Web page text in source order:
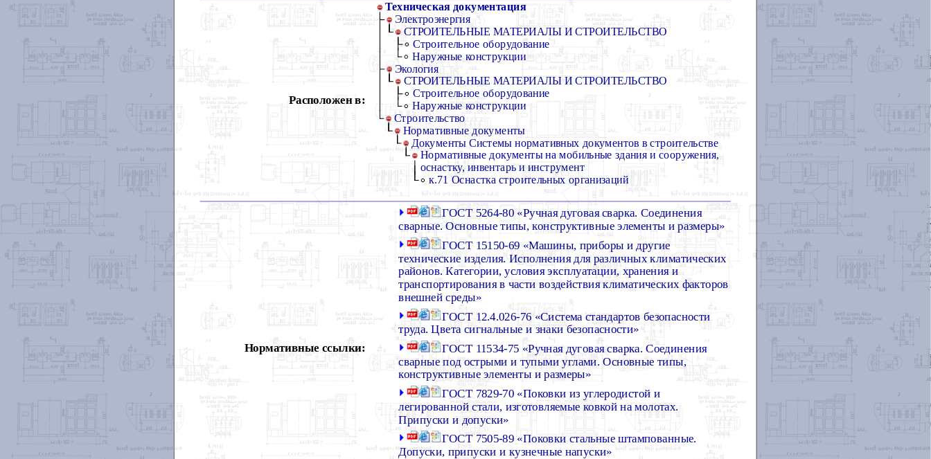
Расположен в:
Техническая документация
Электроэнергия
СТРОИТЕЛЬНЫЕ МАТЕРИАЛЫ И СТРОИТЕЛЬСТВО
Строительное оборудование
Наружные конструкции
Экология
СТРОИТЕЛЬНЫЕ МАТЕРИАЛЫ И СТРОИТЕЛЬСТВО
Строительное оборудование
Наружные конструкции
Строительство
Нормативные документы
Документы Системы нормативных документов в строительстве
Нормативные документы на мобильные здания и сооружения,
оснастку, инвентарь и инструмент
к.71 Оснастка строительных организаций
Нормативные ссылки:
ГОСТ 5264-80 «Ручная дуговая сварка. Соединения
сварные. Основные типы, конструктивные элементы и размеры»
ГОСТ 15150-69 «Машины, приборы и другие
технические изделия. Исполнения для различных климатических
районов. Категории, условия эксплуатации, хранения и
транспортирования в части воздействия климатических факторов
внешней среды»
ГОСТ 12.4.026-76 «Система стандартов безопасности
труда. Цвета сигнальные и знаки безопасности»
ГОСТ 11534-75 «Ручная дуговая сварка. Соединения
сварные под острыми и тупыми углами. Основные типы,
конструктивные элементы и размеры»
ГОСТ 7829-70 «Поковки из углеродистой и
легированной стали, изготовляемые ковкой на молотах.
Припуски и допуски»
ГОСТ 7505-89 «Поковки стальные штампованные.
Допуски, припуски и кузнечные напуски»